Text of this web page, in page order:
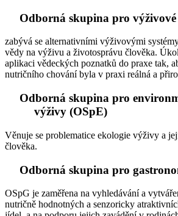
Odborná skupina pro výživové
zabývá se alternativními výživovými
vědy na výživu a životosprávu člověka.
aplikaci vědeckých poznatků do praxe tak,
nutričního chování byla v praxi reálná a
Odborná skupina pro
výživy (OSpE)
Věnuje se problematice ekologie výživy a
člověka.
Odborná skupina pro
OSpG je zaměřena na vyhledávání a
nutričně hodnotných a senzoricky